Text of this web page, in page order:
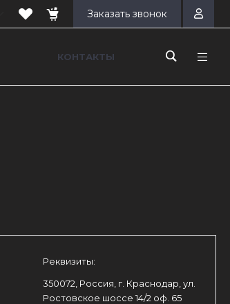
Заказать звонок
КОНТАКТЫ
Реквизиты:
350072, Россия, г. Краснодар, ул.
Ростовское шоссе 14/2 оф. 65